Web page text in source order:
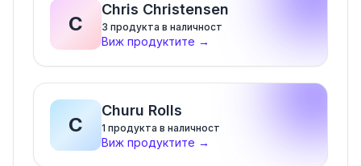
C
Chris Christensen
3 продукта в наличност
Виж продуктите →
C
Churu Rolls
1 продукта в наличност
Виж продуктите →